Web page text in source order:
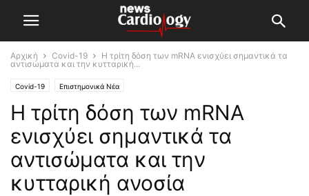
Αρχική Covid-19
Η τρίτη δόση των mRNA ενισχύει σημαντικά τα
αντισώματα και την κυτταρική...
Covid-19 Επιστημονικά Νέα
Η τρίτη δόση των mRNA
ενισχύει σημαντικά τα
αντισώματα και την
κυτταρική ανοσία